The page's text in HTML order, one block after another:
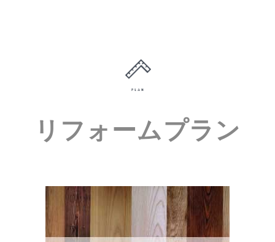
リフォームプラン